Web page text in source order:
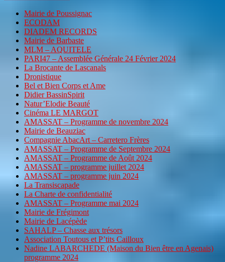
Mairie de Poussignac
ECODAM
DIADEM RECORDS
Mairie de Barbaste
MLM – AQUITELE
PARI47 – Assemblée Générale 24 Février 2024
La Brocante de Lascanals
Dronistique
Bel et Bien Corps et Ame
Didier BassinSpirit
Natur’Elodie Beauté
Cinéma LE MARGOT
AMASSAT – Programme de novembre 2024
Mairie de Beauziac
Compagnie AbacArt – Carretero Frères
AMASSAT – Programme de Septembre 2024
AMASSAT – Programme de Août 2024
AMASSAT – programme juillet 2024
AMASSAT – programme juin 2024
La Transiscapade
La Charte de confidentialité
AMASSAT – Programme mai 2024
Mairie de Frégimont
Mairie de Lacépède
SAHALP – Chasse aux trésors
Association Toutous et P’tits Cailloux
Nadine LABARCHEDE (Maison du Bien être en Agenais)
programme 2024